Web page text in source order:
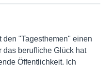
den "Tagesthemen" einen
das berufliche Glück hat
Öffentlichkeit. Ich